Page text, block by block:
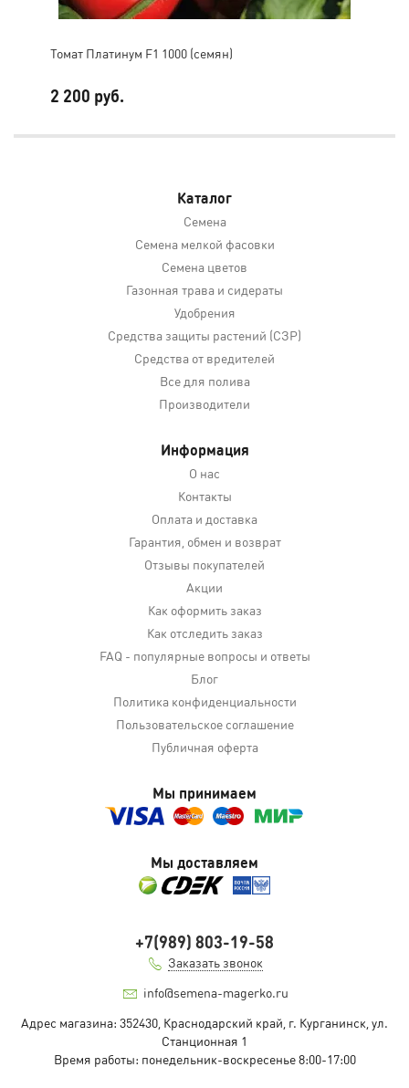
Томат Платинум F1 1000 (семян)
2 200 руб.
Каталог
Семена
Семена мелкой фасовки
Семена цветов
Газонная трава и сидераты
Удобрения
Средства защиты растений (СЗР)
Средства от вредителей
Все для полива
Производители
Информация
О нас
Контакты
Оплата и доставка
Гарантия, обмен и возврат
Отзывы покупателей
Акции
Как оформить заказ
Как отследить заказ
FAQ - популярные вопросы и ответы
Блог
Политика конфиденциальности
Пользовательское соглашение
Публичная оферта
Мы принимаем
Мы доставляем
+7(989) 803-19-58
Заказать звонок
info@semena-magerko.ru
Адрес магазина: 352430, Краснодарский край, г. Курганинск, ул.
Станционная 1
Время работы: понедельник-воскресенье 8:00-17:00